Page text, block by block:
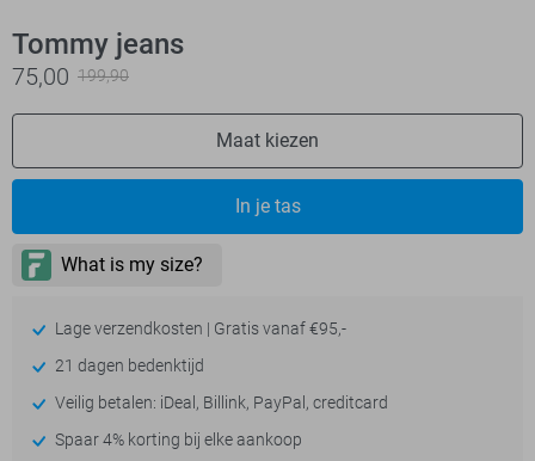
Tommy jeans
75,00 199,90
Maat kiezen
In je tas
Lage verzendkosten | Gratis vanaf €95,-
21 dagen bedenktijd
Veilig betalen: iDeal, Billink, PayPal, creditcard
Spaar 4% korting bij elke aankoop